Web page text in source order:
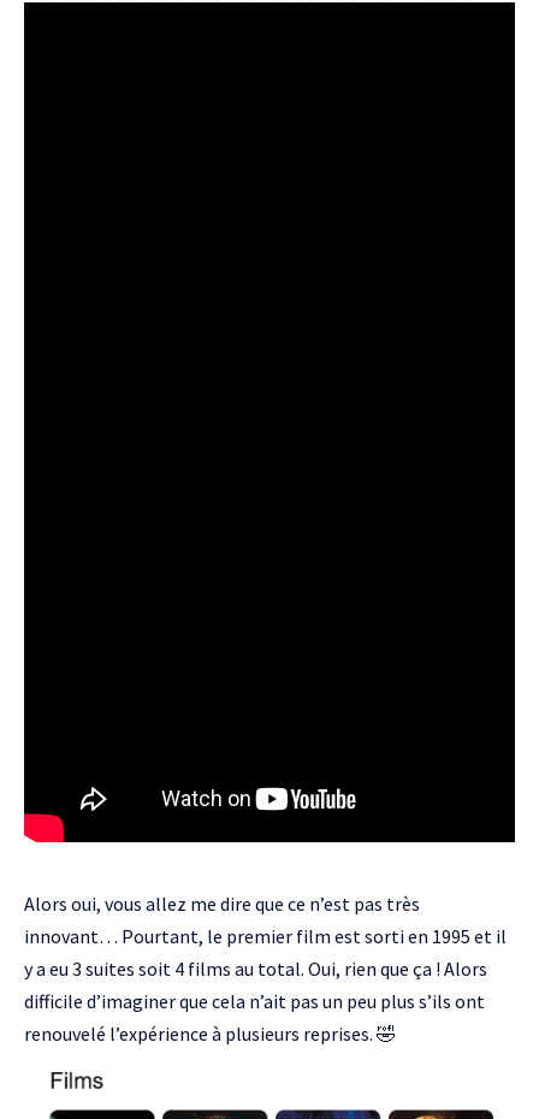
Alors oui, vous allez me dire que ce n’est pas très
innovant… Pourtant, le premier film est sorti en 1995 et il
y a eu 3 suites soit 4 films au total. Oui, rien que ça ! Alors
difficile d’imaginer que cela n’ait pas un peu plus s’ils ont
renouvelé l’expérience à plusieurs reprises. 🤣